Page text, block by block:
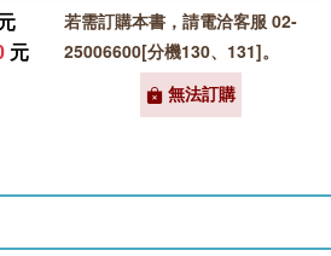
元
若需訂購本書，請電洽客服 02-
25006600[分機130、131]。
無法訂購